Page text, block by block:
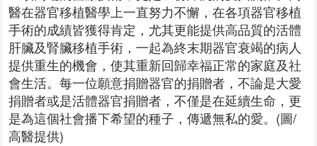
醫在器官移植醫學上一直努力不懈，在各項器官移植
手術的成績皆獲得肯定，尤其更能提供高品質的活體
肝臟及腎臟移植手術，一起為終末期器官衰竭的病人
提供重生的機會，使其重新回歸幸福正常的家庭及社
會生活。每一位願意捐贈器官的捐贈者，不論是大愛
捐贈者或是活體器官捐贈者，不僅是在延續生命，更
是為這個社會播下希望的種子，傳遞無私的愛。(圖/
高醫提供)